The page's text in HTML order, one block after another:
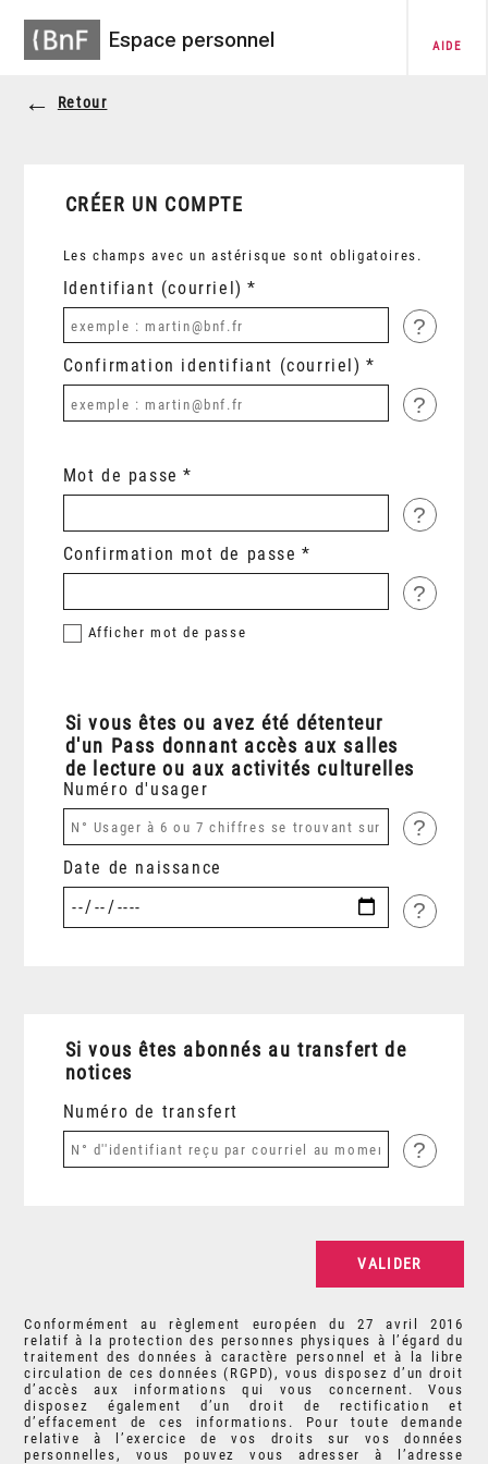
Espace personnel AIDE
Retour
CRÉER UN COMPTE
Les champs avec un astérisque sont obligatoires.
Identifiant (courriel)
?
Confirmation identifiant (courriel)
?
Mot de passe
?
Confirmation mot de passe
?
Afficher mot de passe
Si vous êtes ou avez été détenteur
d'un Pass donnant accès aux salles
de lecture ou aux activités culturelles
Numéro d'usager
?
Date de naissance
?
Si vous êtes abonnés au transfert de
notices
Numéro de transfert
?
Conformément au règlement européen du 27 avril 2016
relatif à la protection des personnes physiques à l’égard du
traitement des données à caractère personnel et à la libre
circulation de ces données (RGPD), vous disposez d’un droit
d’accès aux informations qui vous concernent. Vous
disposez également d’un droit de rectification et
d’effacement de ces informations. Pour toute demande
relative à l’exercice de vos droits sur vos données
personnelles, vous pouvez vous adresser à l’adresse